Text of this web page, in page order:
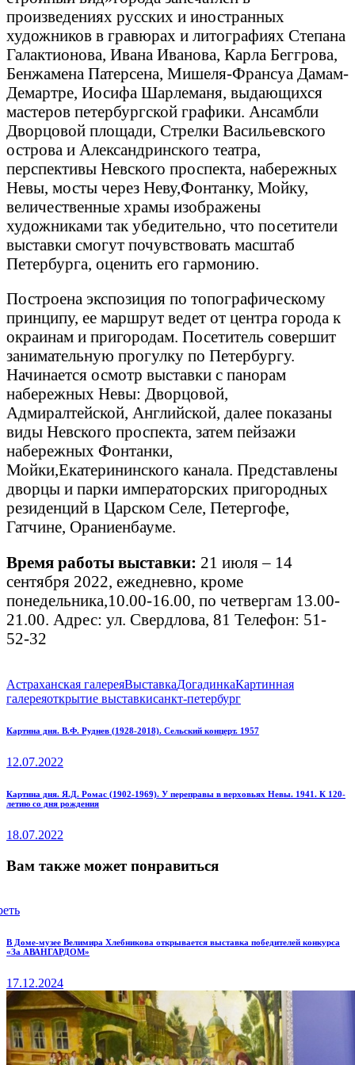
произведениях русских и иностранных
художников в гравюрах и литографиях Степана
Галактионова, Ивана Иванова, Карла Беггрова,
Бенжамена Патерсена, Мишеля-Франсуа Дамам-
Демартре, Иосифа Шарлеманя, выдающихся
мастеров петербургской графики. Ансамбли
Дворцовой площади, Стрелки Васильевского
острова и Александринского театра,
перспективы Невского проспекта, набережных
Невы, мосты через Неву,Фонтанку, Мойку,
величественные храмы изображены
художниками так убедительно, что посетители
выставки смогут почувствовать масштаб
Петербурга, оценить его гармонию.
Построена экспозиция по топографическому
принципу, ее маршрут ведет от центра города к
окраинам и пригородам. Посетитель совершит
занимательную прогулку по Петербургу.
Начинается осмотр выставки с панорам
набережных Невы: Дворцовой,
Адмиралтейской, Английской, далее показаны
виды Невского проспекта, затем пейзажи
набережных Фонтанки,
Мойки,Екатерининского канала. Представлены
дворцы и парки императорских пригородных
резиденций в Царском Селе, Петергофе,
Гатчине, Ораниенбауме.
Время работы выставки: 21 июля – 14
сентября 2022, ежедневно, кроме
понедельника,10.00-16.00, по четвергам 13.00-
21.00. Адрес: ул. Свердлова, 81 Телефон: 51-
52-32
Астраханская галереяВыставкаДогадинкаКартинная
галереяоткрытие выставкисанкт-петербург
Навигация
по
Previous
Картина дня. В.Ф. Руднев (1928-2018). Сельский концерт. 1957
12.07.2022
Next
post:
Картина дня. Я.Д. Ромас (1902-1969). У переправы в верховьях Невы. 1941. К 120-
летию со дня рождения
18.07.2022
Вам также может понравиться
В Доме-музее Велимира Хлебникова открывается выставка победителей конкурса
«За АВАНГАРДОМ»
17.12.2024